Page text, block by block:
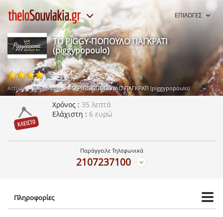
ΕΠΙΛΟΓΕΣ
ΤΟ PIGGY-ΠΟΠΟΥΛΟ ΠΑΓΚΡΑΤΙ
(piggypopoulo)
Σουβλάκια
40 ψήφοι
Αττική Ζωγράφου ΤΟ PIGGY-ΠΟΠΟΥΛΟ ΠΑΓΚΡΑΤΙ (piggypopoulo)
Χρόνος
35 λεπτά
Ελάχιστη
6 ευρώ
Παράγγειλε Τηλεφωνικά
2107237100
Πληροφορίες